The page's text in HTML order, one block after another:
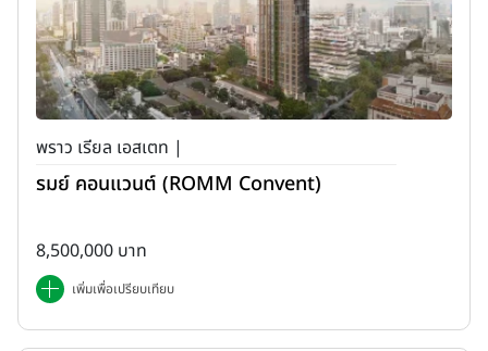
พราว เรียล เอสเตท |
รมย์ คอนแวนต์ (ROMM Convent)
8,500,000 บาท
เพิ่มเพื่อเปรียบเทียบ